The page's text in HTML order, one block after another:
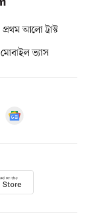
প্রথম আলো ট্রাস্ট
মোবাইল ভ্যাস